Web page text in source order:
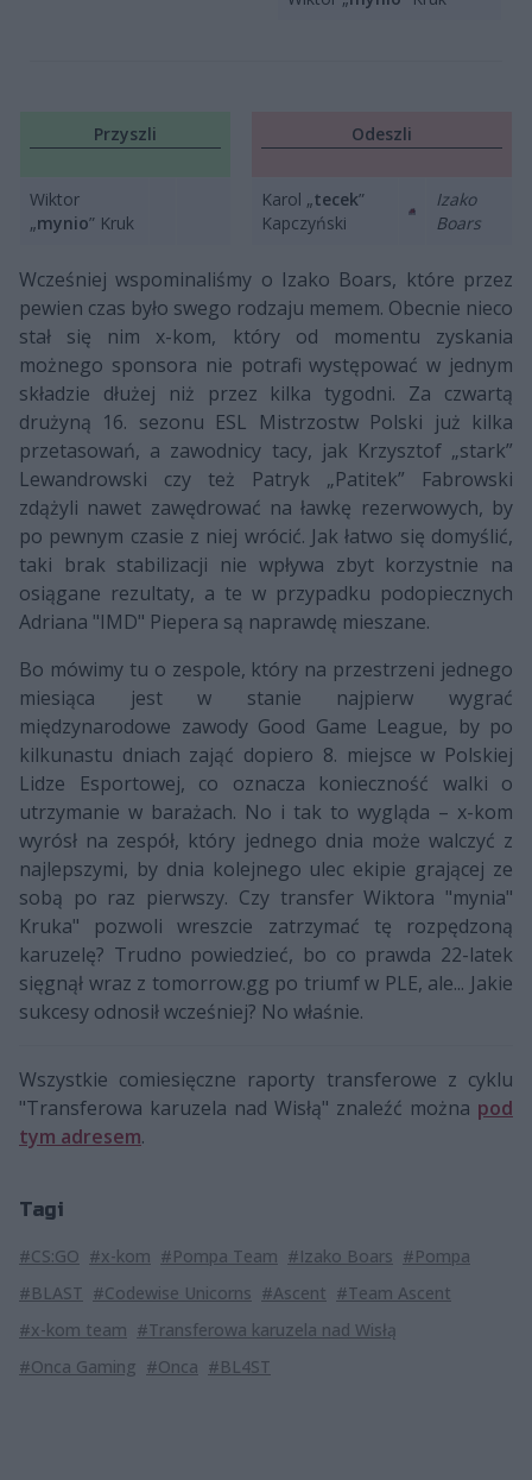
Przyszli Odeszli
Wiktor
„mynio” Kruk
Karol „tecek”
Kapczyński
Izako
Boars
Wcześniej wspominaliśmy o Izako Boars, które przez
pewien czas było swego rodzaju memem. Obecnie nieco
stał się nim x-kom, który od momentu zyskania
możnego sponsora nie potrafi występować w jednym
składzie dłużej niż przez kilka tygodni. Za czwartą
drużyną 16. sezonu ESL Mistrzostw Polski już kilka
przetasowań, a zawodnicy tacy, jak Krzysztof „stark”
Lewandrowski czy też Patryk „Patitek” Fabrowski
zdążyli nawet zawędrować na ławkę rezerwowych, by
po pewnym czasie z niej wrócić. Jak łatwo się domyślić,
taki brak stabilizacji nie wpływa zbyt korzystnie na
osiągane rezultaty, a te w przypadku podopiecznych
Adriana "IMD" Piepera są naprawdę mieszane.
Bo mówimy tu o zespole, który na przestrzeni jednego
miesiąca jest w stanie najpierw wygrać
międzynarodowe zawody Good Game League, by po
kilkunastu dniach zająć dopiero 8. miejsce w Polskiej
Lidze Esportowej, co oznacza konieczność walki o
utrzymanie w barażach. No i tak to wygląda – x-kom
wyrósł na zespół, który jednego dnia może walczyć z
najlepszymi, by dnia kolejnego ulec ekipie grającej ze
sobą po raz pierwszy. Czy transfer Wiktora "mynia"
Kruka" pozwoli wreszcie zatrzymać tę rozpędzoną
karuzelę? Trudno powiedzieć, bo co prawda 22-latek
sięgnął wraz z tomorrow.gg po triumf w PLE, ale... Jakie
sukcesy odnosił wcześniej? No właśnie.
Wszystkie comiesięczne raporty transferowe z cyklu
"Transferowa karuzela nad Wisłą" znaleźć można pod
tym adresem.
Tagi
#CS:GO #x-kom #Pompa Team #Izako Boars #Pompa
#BLAST #Codewise Unicorns #Ascent #Team Ascent
#x-kom team #Transferowa karuzela nad Wisłą
#Onca Gaming #Onca #BL4ST